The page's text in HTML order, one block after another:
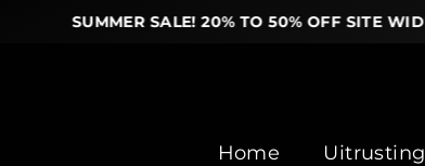
SUMMER SALE! 20% TO 50% OFF SITE WIDE
Home Uitrusting